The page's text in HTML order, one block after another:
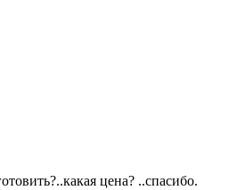
цена? ..спасибо.